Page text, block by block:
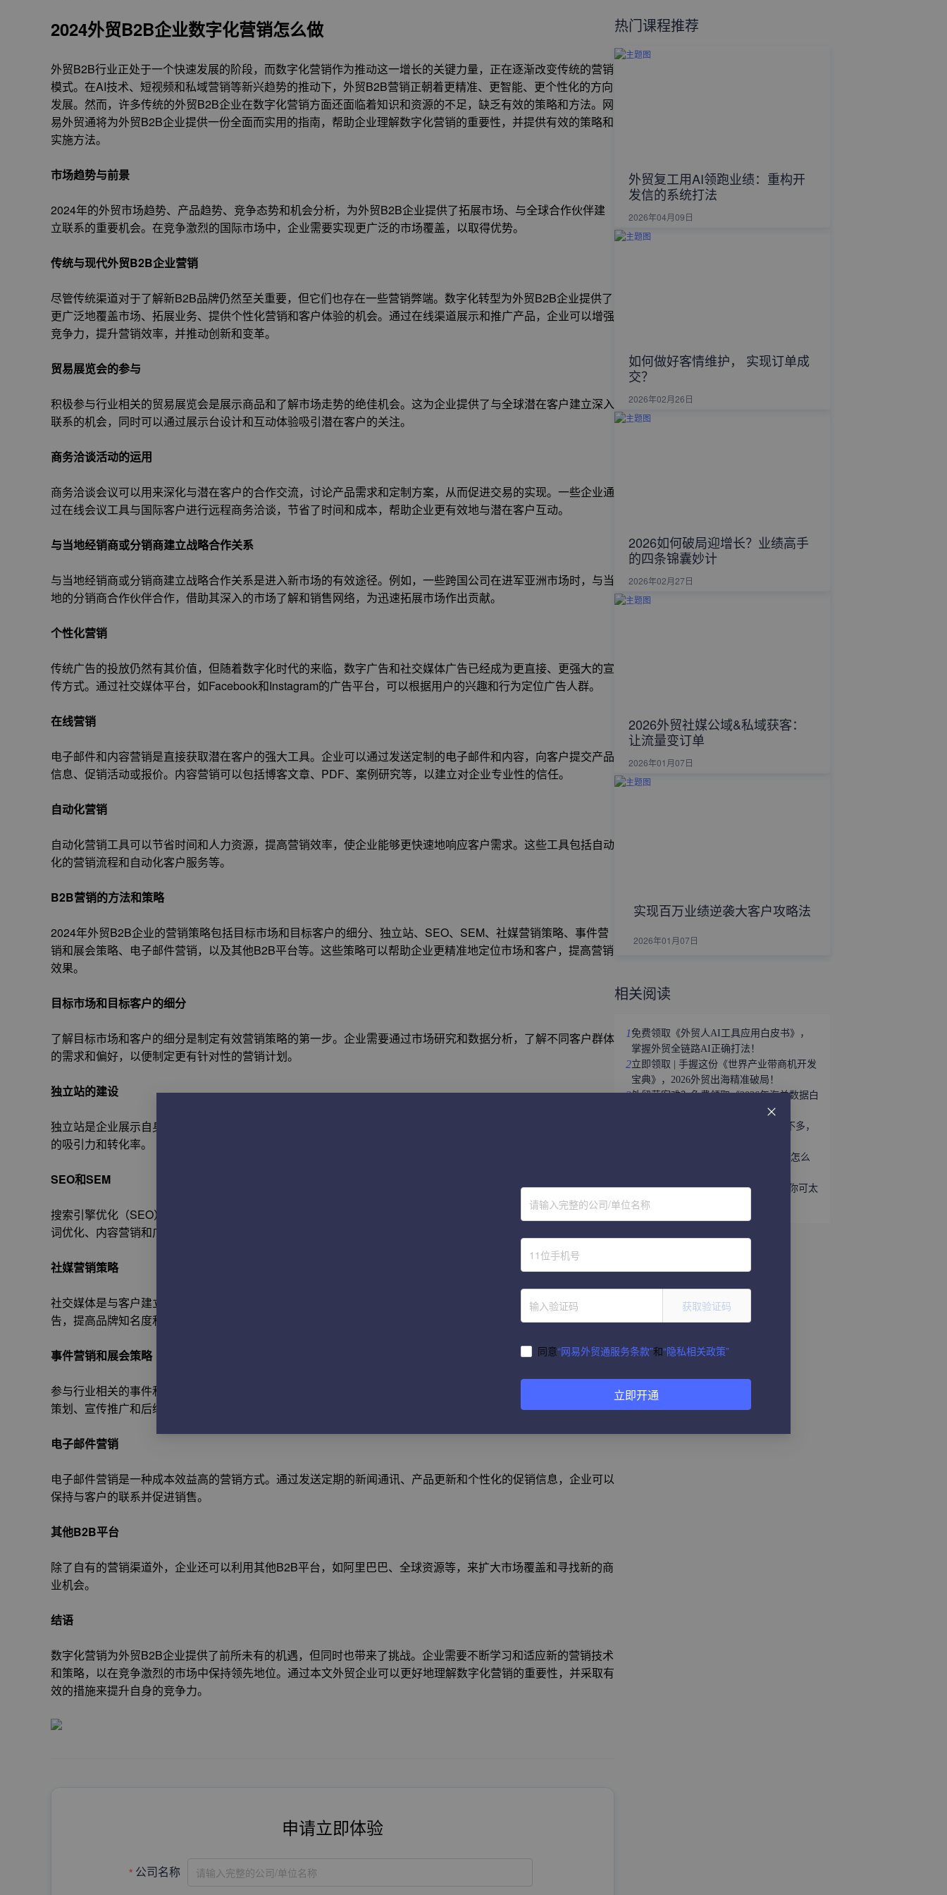
2024外贸B2B企业数字化营销怎么做
外贸B2B行业正处于一个快速发展的阶段，而数字化营销作为推动这一增长的关键力量，正在逐渐改变传统的营销
模式。在AI技术、短视频和私域营销等新兴趋势的推动下，外贸B2B营销正朝着更精准、更智能、更个性化的方向
发展。然而，许多传统的外贸B2B企业在数字化营销方面还面临着知识和资源的不足，缺乏有效的策略和方法。网
易外贸通将为外贸B2B企业提供一份全面而实用的指南，帮助企业理解数字化营销的重要性，并提供有效的策略和
实施方法。
市场趋势与前景
2024年的外贸市场趋势、产品趋势、竞争态势和机会分析，为外贸B2B企业提供了拓展市场、与全球合作伙伴建
立联系的重要机会。在竞争激烈的国际市场中，企业需要实现更广泛的市场覆盖，以取得优势。
传统与现代外贸B2B企业营销
尽管传统渠道对于了解新B2B品牌仍然至关重要，但它们也存在一些营销弊端。数字化转型为外贸B2B企业提供了
更广泛地覆盖市场、拓展业务、提供个性化营销和客户体验的机会。通过在线渠道展示和推广产品，企业可以增强
竞争力，提升营销效率，并推动创新和变革。
贸易展览会的参与
积极参与行业相关的贸易展览会是展示商品和了解市场走势的绝佳机会。这为企业提供了与全球潜在客户建立深入
联系的机会，同时可以通过展示台设计和互动体验吸引潜在客户的关注。
商务洽谈活动的运用
商务洽谈会议可以用来深化与潜在客户的合作交流，讨论产品需求和定制方案，从而促进交易的实现。一些企业通
过在线会议工具与国际客户进行远程商务洽谈，节省了时间和成本，帮助企业更有效地与潜在客户互动。
与当地经销商或分销商建立战略合作关系
与当地经销商或分销商建立战略合作关系是进入新市场的有效途径。例如，一些跨国公司在进军亚洲市场时，与当
地的分销商合作伙伴合作，借助其深入的市场了解和销售网络，为迅速拓展市场作出贡献。
个性化营销
传统广告的投放仍然有其价值，但随着数字化时代的来临，数字广告和社交媒体广告已经成为更直接、更强大的宣
传方式。通过社交媒体平台，如Facebook和Instagram的广告平台，可以根据用户的兴趣和行为定位广告人群。
在线营销
电子邮件和内容营销是直接获取潜在客户的强大工具。企业可以通过发送定制的电子邮件和内容，向客户提交产品
信息、促销活动或报价。内容营销可以包括博客文章、PDF、案例研究等，以建立对企业专业性的信任。
自动化营销
自动化营销工具可以节省时间和人力资源，提高营销效率，使企业能够更快速地响应客户需求。这些工具包括自动
化的营销流程和自动化客户服务等。
B2B营销的方法和策略
2024年外贸B2B企业的营销策略包括目标市场和目标客户的细分、独立站、SEO、SEM、社媒营销策略、事件营
销和展会策略、电子邮件营销，以及其他B2B平台等。这些策略可以帮助企业更精准地定位市场和客户，提高营销
效果。
目标市场和目标客户的细分
了解目标市场和客户的细分是制定有效营销策略的第一步。企业需要通过市场研究和数据分析，了解不同客户群体
的需求和偏好，以便制定更有针对性的营销计划。
独立站的建设
独立站是企业展示自身品牌形象和产品信息的重要平台。通过优化网站设计、内容和用户体验，企业可以提高网站
的吸引力和转化率。
SEO和SEM
搜索引擎优化（SEO）和搜索引擎营销（SEM）是提高网站在搜索引擎中的排名和可见性的有效手段。通过关键
词优化、内容营销和广告投放，企业可以吸引更多的潜在客户。
社媒营销策略
社交媒体是与客户建立联系和互动的重要渠道。企业可以通过发布有价值的内容、参与话题讨论和利用社交媒体广
告，提高品牌知名度和客户参与度。
事件营销和展会策略
参与行业相关的事件和展会可以增加企业的曝光度和建立行业联系。企业需要制定有效的事件营销策略，包括活动
策划、宣传推广和后续跟进。
电子邮件营销
电子邮件营销是一种成本效益高的营销方式。通过发送定期的新闻通讯、产品更新和个性化的促销信息，企业可以
保持与客户的联系并促进销售。
其他B2B平台
除了自有的营销渠道外，企业还可以利用其他B2B平台，如阿里巴巴、全球资源等，来扩大市场覆盖和寻找新的商
业机会。
结语
数字化营销为外贸B2B企业提供了前所未有的机遇，但同时也带来了挑战。企业需要不断学习和适应新的营销技术
和策略，以在竞争激烈的市场中保持领先地位。通过本文外贸企业可以更好地理解数字化营销的重要性，并采取有
效的措施来提升自身的竞争力。
申请立即体验
公司名称 请输入完整的公司/单位名称
热门课程推荐
外贸复工用AI领跑业绩：重构开
发信的系统打法
2026年04月09日
如何做好客情维护， 实现订单成
交？
2026年02月26日
2026如何破局迎增长？业绩高手
的四条锦囊妙计
2026年02月27日
2026外贸社媒公域&私域获客：
让流量变订单
2026年01月07日
实现百万业绩逆袭大客户攻略法
2026年01月07日
相关阅读
1 免费领取《外贸人AI工具应用白皮书》，
掌握外贸全链路AI正确打法！
2立即领取 | 手握这份《世界产业带商机开发
宝典》，2026外贸出海精准破局！
3外贸获客难？免费领取《2026年海关数据白
皮书》，帮你轻松打破信息差！
趁着用YouTube开发外贸客户的人还不多，
听说WhatsApp做外贸很猛？让我看看怎么
6做外贸还不会给国外客户打电话？那你可太
亏了
请输入完整的公司/单位名称
获取验证码
同意“网易外贸通服务条款”和“隐私相关政策”
立即开通